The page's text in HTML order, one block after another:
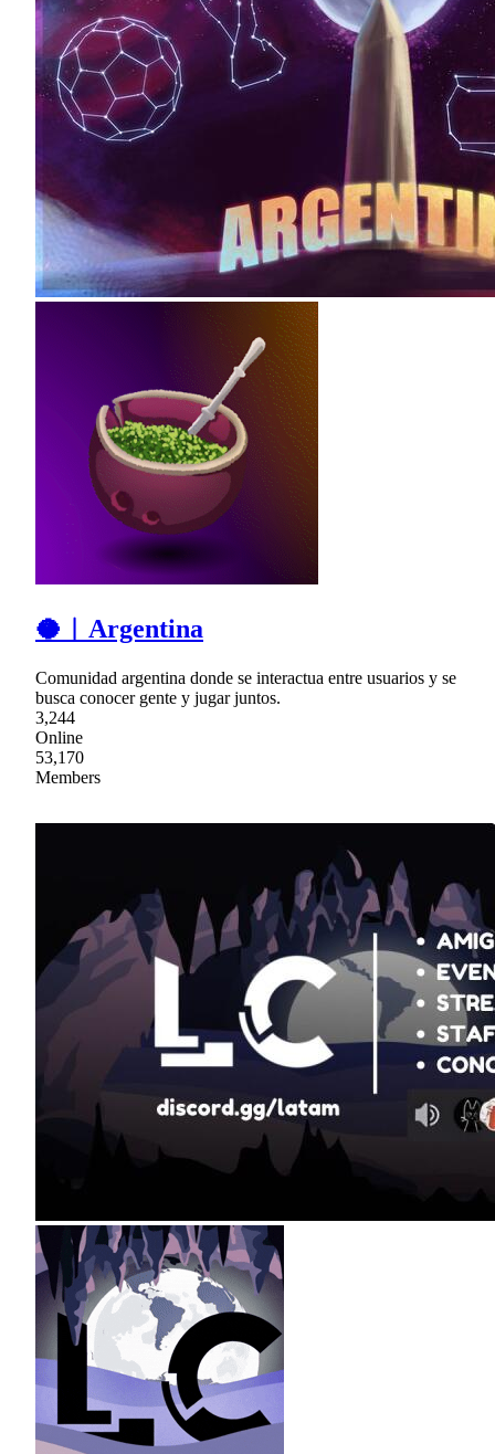
🥥︱Argentina
Comunidad argentina donde se interactua entre usuarios y se
busca conocer gente y jugar juntos.
3,244
Online
53,170
Members